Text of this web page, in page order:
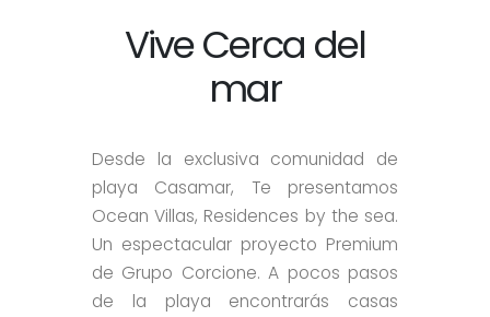
Vive Cerca del
mar
Desde la exclusiva comunidad de
playa Casamar, Te presentamos
Ocean Villas, Residences by the sea.
Un espectacular proyecto Premium
de Grupo Corcione. A pocos pasos
de la playa encontrarás casas